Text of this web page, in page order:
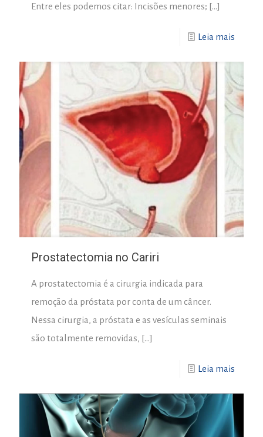
Entre eles podemos citar: Incisões menores; […]
Leia mais
Prostatectomia no Cariri
A prostatectomia é a cirurgia indicada para
remoção da próstata por conta de um câncer.
Nessa cirurgia, a próstata e as vesículas seminais
são totalmente removidas, […]
Leia mais